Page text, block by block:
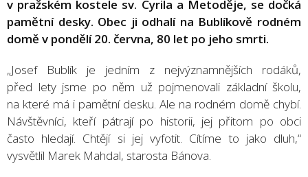
v pražském kostele sv. Cyrila a Metoděje, se dočká
pamětní desky. Obec ji odhalí na Bublíkově rodném
domě v pondělí 20. června, 80 let po jeho smrti.
„Josef Bublík je jedním z nejvýznamnějších rodáků,
před lety jsme po něm už pojmenovali základní školu,
na které má i pamětní desku. Ale na rodném domě chybí.
Návštěvníci, kteří pátrají po historii, jej přitom po obci
často hledají. Chtějí si jej vyfotit. Cítíme to jako dluh,“
vysvětlil Marek Mahdal, starosta Bánova.